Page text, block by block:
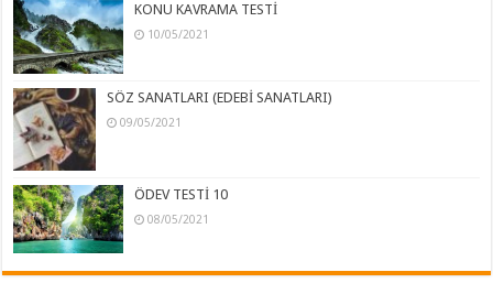
KONU KAVRAMA TESTİ
10/05/2021
SÖZ SANATLARI (EDEBİ SANATLARI)
09/05/2021
ÖDEV TESTİ 10
08/05/2021